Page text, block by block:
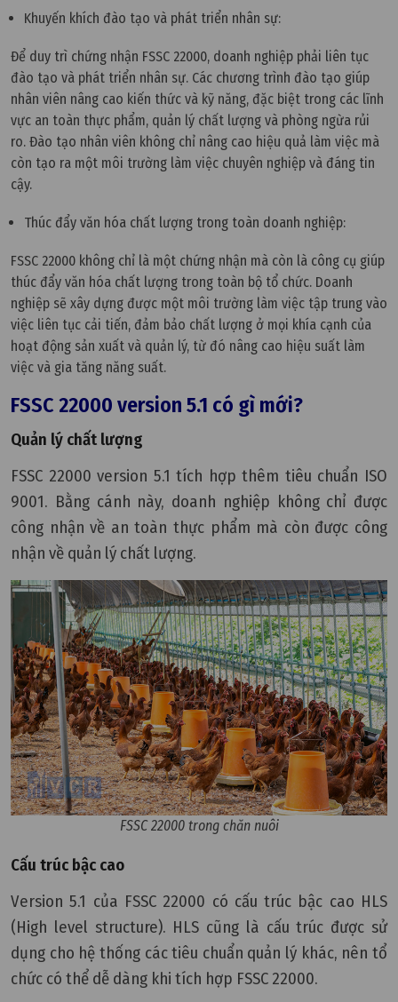
Khuyến khích đào tạo và phát triển nhân sự:
Để duy trì chứng nhận FSSC 22000, doanh nghiệp phải liên tục
đào tạo và phát triển nhân sự. Các chương trình đào tạo giúp
nhân viên nâng cao kiến thức và kỹ năng, đặc biệt trong các lĩnh
vực an toàn thực phẩm, quản lý chất lượng và phòng ngừa rủi
ro. Đào tạo nhân viên không chỉ nâng cao hiệu quả làm việc mà
còn tạo ra một môi trường làm việc chuyên nghiệp và đáng tin
cậy.
Thúc đẩy văn hóa chất lượng trong toàn doanh nghiệp:
FSSC 22000 không chỉ là một chứng nhận mà còn là công cụ giúp
thúc đẩy văn hóa chất lượng trong toàn bộ tổ chức. Doanh
nghiệp sẽ xây dựng được một môi trường làm việc tập trung vào
việc liên tục cải tiến, đảm bảo chất lượng ở mọi khía cạnh của
hoạt động sản xuất và quản lý, từ đó nâng cao hiệu suất làm
việc và gia tăng năng suất.
FSSC 22000 version 5.1 có gì mới?
Quản lý chất lượng
FSSC 22000 version 5.1 tích hợp thêm tiêu chuẩn ISO
9001. Bằng cánh này, doanh nghiệp không chỉ được
công nhận về an toàn thực phẩm mà còn được công
nhận về quản lý chất lượng.
FSSC 22000 trong chăn nuôi
Cấu trúc bậc cao
Version 5.1 của FSSC 22000 có cấu trúc bậc cao HLS
(High level structure). HLS cũng là cấu trúc được sử
dụng cho hệ thống các tiêu chuẩn quản lý khác, nên tổ
chức có thể dễ dàng khi tích hợp FSSC 22000.